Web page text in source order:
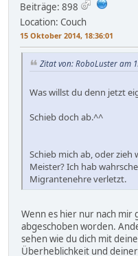
Beiträge: 898
Location: Couch
15 Oktober 2014, 18:36:01
Zitat von: RoboLuster am
Was willst du denn jetzt
Schieb doch ab.^^
Schieb mich ab, oder zieh
Meister? Ich hab
Migrantenehre verletzt.
Wenn es hier nur nach mir
abgeschoben worden.
sehen wie du dich mit
Überheblichkeit und